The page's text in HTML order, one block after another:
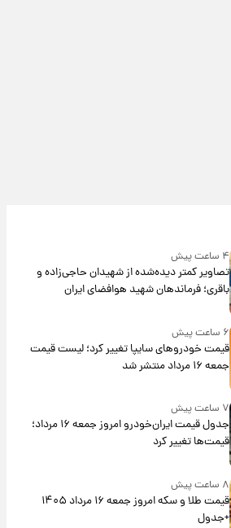
۴ ساعت پیش
تصاویر کمتر دیده‌شده از شهیدان حاجی‌زاده و
باقری؛ فرماندهان شهید هوافضای ایران
۶ ساعت پیش
قیمت خودروهای سایپا تغییر کرد؛ لیست قیمت
جمعه ۱۶ مرداد منتشر شد
۷ ساعت پیش
جدول قیمت ایران‌خودرو امروز جمعه ۱۶ مرداد؛
قیمت‌ها تغییر کرد
۸ ساعت پیش
قیمت طلا و سکه امروز جمعه ۱۶ مرداد ۱۴۰۵
+جدول